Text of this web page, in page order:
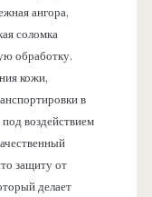
ангора,
соломка
обработку.
кожи,
в
воздействием
защиту от
делает